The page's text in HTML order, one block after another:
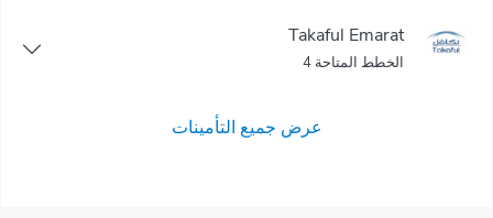
Takaful Emarat
الخطط المتاحة 4
عرض جميع التأمينات